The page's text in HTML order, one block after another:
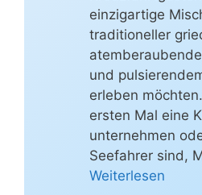
einzigartige
traditioneller
und
erleben
ersten Mal eine
unternehmen
Seefahrer sind,
Weiterlesen